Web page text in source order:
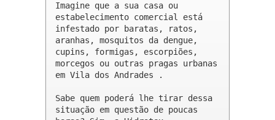
Imagine que a sua casa ou
estabelecimento comercial está
infestado por baratas, ratos,
aranhas, mosquitos da dengue,
cupins, formigas, escorpiões,
morcegos ou outras pragas urbanas
em Vila dos Andrades .
Sabe quem poderá lhe tirar dessa
situação em questão de poucas